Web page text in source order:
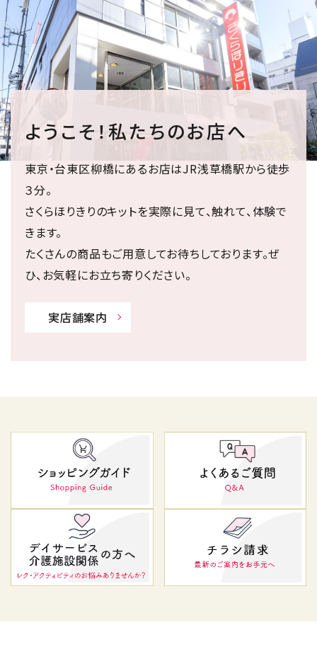
ようこそ！私たちのお店へ
東京・台東区柳橋にあるお店はJR浅草橋駅から徒歩
３分。
さくらほりきりのキットを実際に見て、触れて、体験で
きます。
たくさんの商品もご用意してお待ちしております。ぜ
ひ、お気軽にお立ち寄りください。
実店舗案内